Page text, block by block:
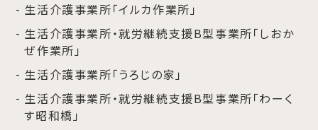
生活介護事業所「イルカ作業所」
生活介護事業所・就労継続支援B型事業所「しおか
ぜ作業所」
生活介護事業所「うろじの家」
生活介護事業所・就労継続支援B型事業所「わーく
す昭和橋」